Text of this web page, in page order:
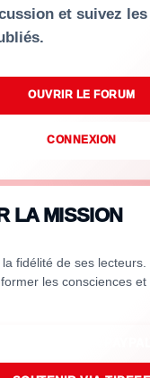
et suivez
OUVRIR LE FORUM
CONNEXION
LA MISSION
fidélité de ses
les consciences